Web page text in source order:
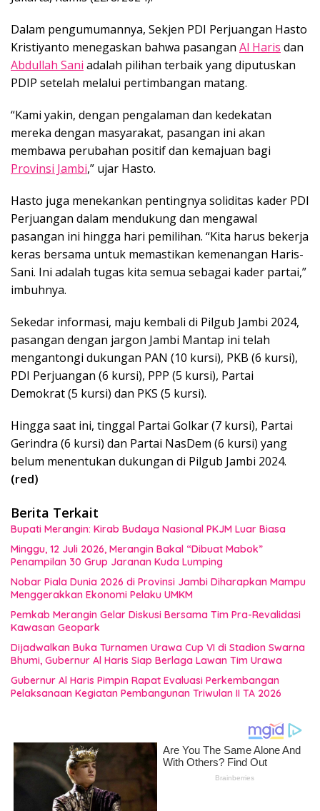
Dalam pengumumannya, Sekjen PDI Perjuangan Hasto
Kristiyanto menegaskan bahwa pasangan Al Haris dan
Abdullah Sani adalah pilihan terbaik yang diputuskan
PDIP setelah melalui pertimbangan matang.
“Kami yakin, dengan pengalaman dan kedekatan
mereka dengan masyarakat, pasangan ini akan
membawa perubahan positif dan kemajuan bagi
Provinsi Jambi,” ujar Hasto.
Hasto juga menekankan pentingnya soliditas kader PDI
Perjuangan dalam mendukung dan mengawal
pasangan ini hingga hari pemilihan. “Kita harus bekerja
keras bersama untuk memastikan kemenangan Haris-
Sani. Ini adalah tugas kita semua sebagai kader partai,”
imbuhnya.
Sekedar informasi, maju kembali di Pilgub Jambi 2024,
pasangan dengan jargon Jambi Mantap ini telah
mengantongi dukungan PAN (10 kursi), PKB (6 kursi),
PDI Perjuangan (6 kursi), PPP (5 kursi), Partai
Demokrat (5 kursi) dan PKS (5 kursi).
Hingga saat ini, tinggal Partai Golkar (7 kursi), Partai
Gerindra (6 kursi) dan Partai NasDem (6 kursi) yang
belum menentukan dukungan di Pilgub Jambi 2024.
(red)
Berita Terkait
Bupati Merangin: Kirab Budaya Nasional PKJM Luar Biasa
Minggu, 12 Juli 2026, Merangin Bakal “Dibuat Mabok”
Penampilan 30 Grup Jaranan Kuda Lumping
Nobar Piala Dunia 2026 di Provinsi Jambi Diharapkan Mampu
Menggerakkan Ekonomi Pelaku UMKM
Pemkab Merangin Gelar Diskusi Bersama Tim Pra-Revalidasi
Kawasan Geopark
Dijadwalkan Buka Turnamen Urawa Cup VI di Stadion Swarna
Bhumi, Gubernur Al Haris Siap Berlaga Lawan Tim Urawa
Gubernur Al Haris Pimpin Rapat Evaluasi Perkembangan
Pelaksanaan Kegiatan Pembangunan Triwulan II TA 2026